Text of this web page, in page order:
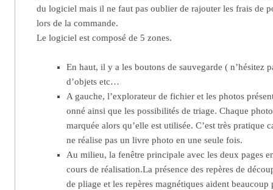
du logiciel mais il ne faut pas oublier de rajouter les frais de
lors de la commande.
Le logiciel est composé de 5 zones.
En haut, il y a les boutons de sauvegarde ( n’hésitez
d’objets etc…
A gauche, l’explorateur de fichier et les photos
onné ainsi que les possibilités de triage. Chaque
marquée alors qu’elle est utilisée. C’est très pratique
ne réalise pas un livre photo en une seule fois.
Au milieu, la fenêtre principale avec les deux pages
cours de réalisation.La présence des repères de
de pliage et les repères magnétiques aident beaucoup